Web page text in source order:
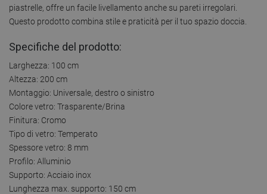
piastrelle, offre un facile livellamento anche su pareti irregolari.
Questo prodotto combina stile e praticità per il tuo spazio doccia.
Specifiche del prodotto:
Larghezza: 100 cm
Altezza: 200 cm
Montaggio: Universale, destro o sinistro
Colore vetro: Trasparente/Brina
Finitura: Cromo
Tipo di vetro: Temperato
Spessore vetro: 8 mm
Profilo: Alluminio
Supporto: Acciaio inox
Lunghezza max. supporto: 150 cm